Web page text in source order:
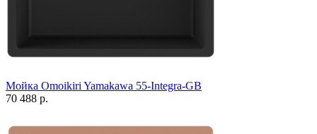
Мойка Omoikiri Yamakawa 55-Integra-GB
70 488 р.